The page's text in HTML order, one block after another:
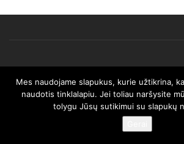
© 2025 AFRISO. Visos teisės
Mes naudojame slapukus, kurie užtikrina,
naudotis tinklalapiu. Jei toliau naršysite
tolygu Jūsų sutikimui su slapukų